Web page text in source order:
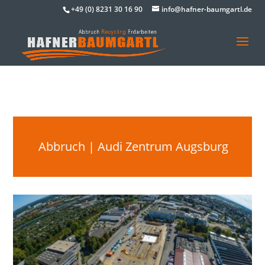
+49 (0) 8231 30 16 90 info@hafner-baumgartl.de
Abbruch | Audi Zentrum Augsburg